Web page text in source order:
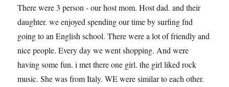
There were 3 person - our host mom. Host dad. and their
daughter. we enjoyed spending our time by surfing fnd
going to an English school. There were a lot of friendly and
nice people. Every day we went shopping. And were
having some fun. i met there one girl. the girl liked rock
music. She was from Italy. WE were similar to each other.